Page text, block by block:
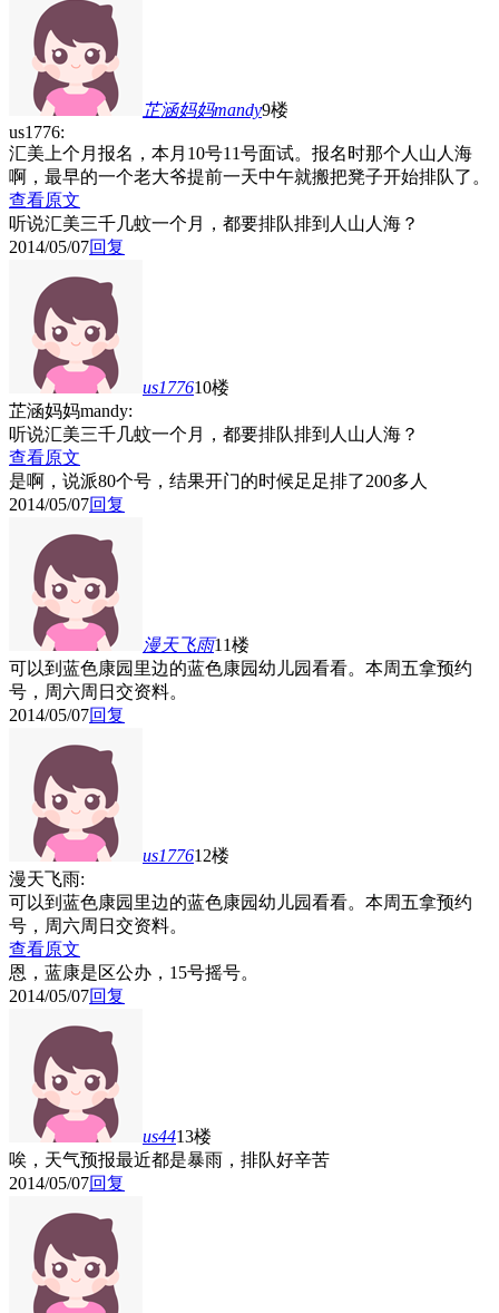
芷涵妈妈mandy9楼
us1776:
汇美上个月报名，本月10号11号面试。报名时那个人山人海
啊，最早的一个老大爷提前一天中午就搬把凳子开始排队了。
查看原文
听说汇美三千几蚊一个月，都要排队排到人山人海？
2014/05/07回复
us177610楼
芷涵妈妈mandy:
听说汇美三千几蚊一个月，都要排队排到人山人海？
查看原文
是啊，说派80个号，结果开门的时候足足排了200多人
2014/05/07回复
漫天飞雨11楼
可以到蓝色康园里边的蓝色康园幼儿园看看。本周五拿预约
号，周六周日交资料。
2014/05/07回复
us177612楼
漫天飞雨:
可以到蓝色康园里边的蓝色康园幼儿园看看。本周五拿预约
号，周六周日交资料。
查看原文
恩，蓝康是区公办，15号摇号。
2014/05/07回复
us4413楼
唉，天气预报最近都是暴雨，排队好辛苦
2014/05/07回复